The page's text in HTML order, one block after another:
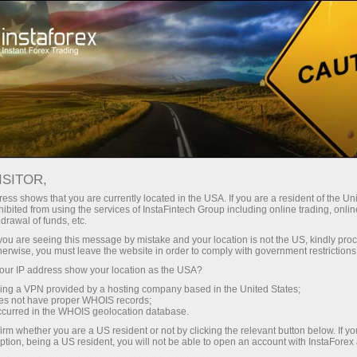
فوری اکاونٹ کھولیں تجارتی پلیٹ فارم
نو آموز کے لیے
سرمایہ کاروں کے
لیے
شراکت داروں کے
لئے
Trader’s
Trump’s
جمع کروائیں
Error loading YouTube: Video
in
00:15 2025-03-28 UTC+3
shows that you are currently located in the USA. If you are a resident of the
from using the services of InstaFintech Group including online trading,
of funds, etc.
are seeing this message by mistake and your location is not the US, kindly
you must leave the website in order to comply with government
IP address show your location as the USA?
a VPN provided by a hosting company based in the United States;
not have proper WHOIS records;
in the WHOIS geolocation database.
whether you are a US resident or not by clicking the relevant button below. If
being a US resident, you will not be able to open an account with InstaForex